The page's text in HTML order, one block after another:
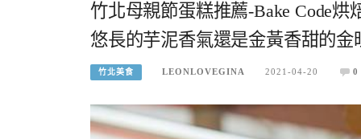
竹北母親節蛋糕推薦-Bake Code
悠長的芋泥香氣還是金黃香甜的
竹北美食 LEONLOVEGINA 2021-04-20 0